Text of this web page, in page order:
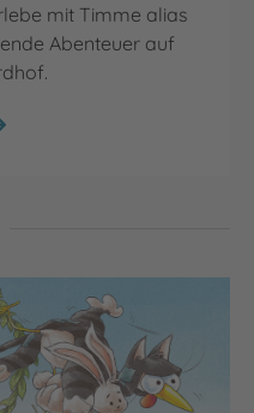
mit Timme alias
Abenteuer auf